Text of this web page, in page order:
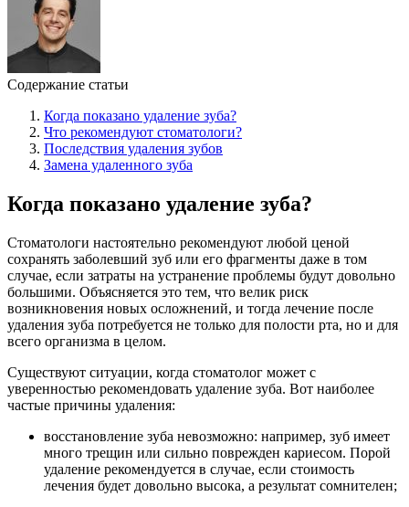
Содержание статьи
Когда показано удаление зуба?
Что рекомендуют стоматологи?
Последствия удаления зубов
Замена удаленного зуба
Когда показано удаление зуба?
Стоматологи настоятельно рекомендуют любой ценой
сохранять заболевший зуб или его фрагменты даже в том
случае, если затраты на устранение проблемы будут довольно
большими. Объясняется это тем, что велик риск
возникновения новых осложнений, и тогда лечение после
удаления зуба потребуется не только для полости рта, но и для
всего организма в целом.
Существуют ситуации, когда стоматолог может с
уверенностью рекомендовать удаление зуба. Вот наиболее
частые причины удаления:
восстановление зуба невозможно: например, зуб имеет
много трещин или сильно поврежден кариесом. Порой
удаление рекомендуется в случае, если стоимость
лечения будет довольно высока, а результат сомнителен;